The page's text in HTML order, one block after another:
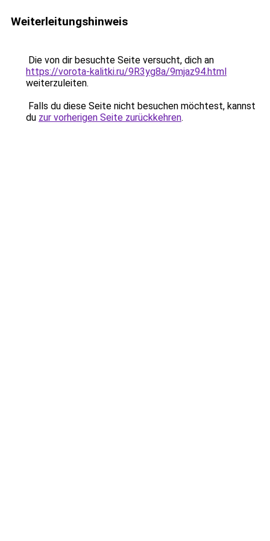
Weiterleitungshinweis
Die von dir besuchte Seite versucht, dich an
https://vorota-kalitki.ru/9R3yg8a/9mjaz94.html
weiterzuleiten.
Falls du diese Seite nicht besuchen möchtest, kannst
du zur vorherigen Seite zurückkehren.